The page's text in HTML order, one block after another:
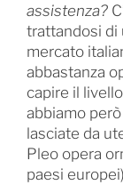
assistenza?
trattandosi di
mercato
abbastanza
capire il
abbiamo
lasciate da
Pleo opera
paesi